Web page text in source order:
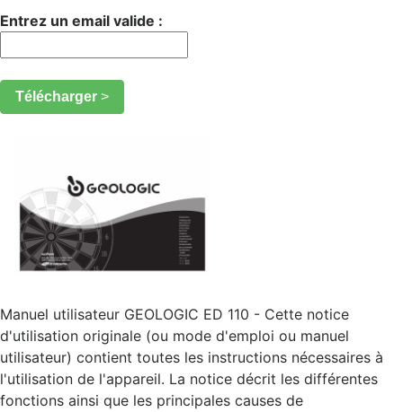
Entrez un email valide :
Télécharger >
Manuel utilisateur GEOLOGIC ED 110 - Cette notice
d'utilisation originale (ou mode d'emploi ou manuel
utilisateur) contient toutes les instructions nécessaires à
l'utilisation de l'appareil. La notice décrit les différentes
fonctions ainsi que les principales causes de